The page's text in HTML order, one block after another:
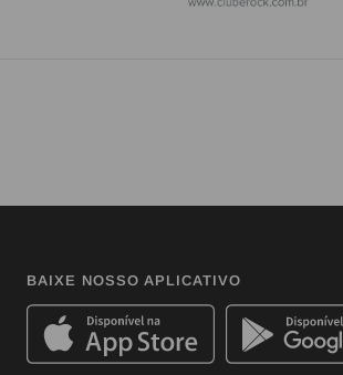
BAIXE NOSSO APLICATIVO